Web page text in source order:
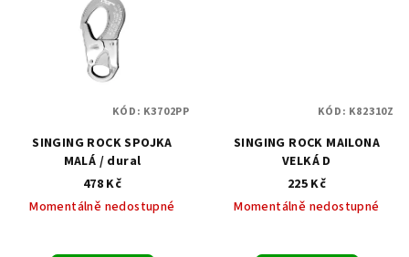
SINGING ROCK SPOJKA
MALÁ / dural
478 Kč
Momentálně nedostupné
KÓD: K3702PP
SINGING ROCK MAILONA
VELKÁ D
225 Kč
Momentálně nedostupné
KÓD: K82310Z